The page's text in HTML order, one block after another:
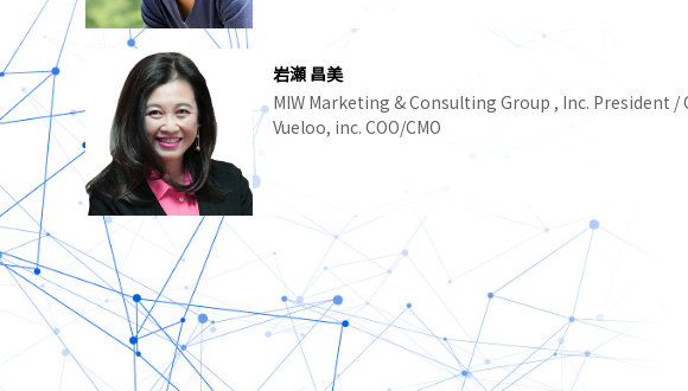
岩瀬 昌美
MIW Marketing & Consulting Group , Inc. President /
Vueloo, inc. COO/CMO